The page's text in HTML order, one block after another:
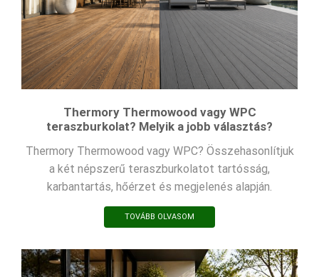
Thermory Thermowood vagy WPC
teraszburkolat? Melyik a jobb választás?
Thermory Thermowood vagy WPC? Összehasonlítjuk
a két népszerű teraszburkolatot tartósság,
karbantartás, hőérzet és megjelenés alapján.
TOVÁBB OLVASOM